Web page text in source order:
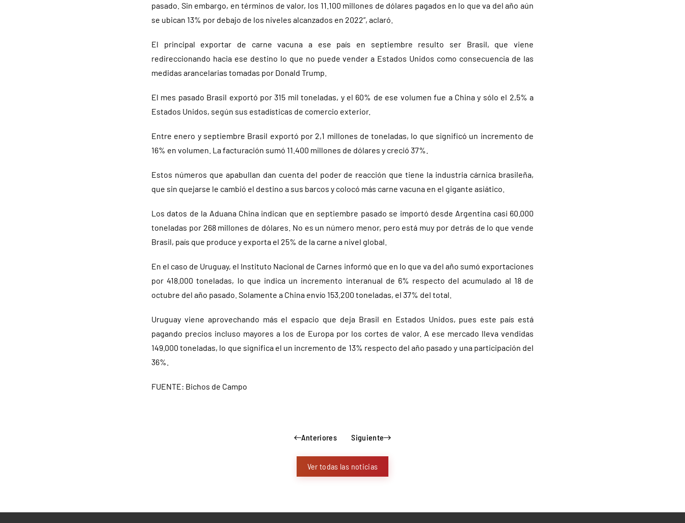
pasado. Sin embargo, en términos de valor, los 11.100 millones de dólares pagados en lo que va del año aún
se ubican 13% por debajo de los niveles alcanzados en 2022”, aclaró.
El principal exportar de carne vacuna a ese país en septiembre resulto ser Brasil, que viene
redireccionando hacia ese destino lo que no puede vender a Estados Unidos como consecuencia de las
medidas arancelarias tomadas por Donald Trump.
El mes pasado Brasil exportó por 315 mil toneladas, y el 60% de ese volumen fue a China y sólo el 2,5% a
Estados Unidos, según sus estadísticas de comercio exterior.
Entre enero y septiembre Brasil exportó por 2,1 millones de toneladas, lo que significó un incremento de
16% en volumen. La facturación sumó 11.400 millones de dólares y creció 37%.
Estos números que apabullan dan cuenta del poder de reacción que tiene la industria cárnica brasileña,
que sin quejarse le cambió el destino a sus barcos y colocó más carne vacuna en el gigante asiático.
Los datos de la Aduana China indican que en septiembre pasado se importó desde Argentina casi 60.000
toneladas por 268 millones de dólares. No es un número menor, pero está muy por detrás de lo que vende
Brasil, país que produce y exporta el 25% de la carne a nivel global.
En el caso de Uruguay, el Instituto Nacional de Carnes informó que en lo que va del año sumó exportaciones
por 418.000 toneladas, lo que indica un incremento interanual de 6% respecto del acumulado al 18 de
octubre del año pasado. Solamente a China envío 153.200 toneladas, el 37% del total.
Uruguay viene aprovechando más el espacio que deja Brasil en Estados Unidos, pues este país está
pagando precios incluso mayores a los de Europa por los cortes de valor. A ese mercado lleva vendidas
149.000 toneladas, lo que significa el un incremento de 13% respecto del año pasado y una participación del
36%.
FUENTE: Bichos de Campo
Anteriores Siguiente
Ver todas las noticias